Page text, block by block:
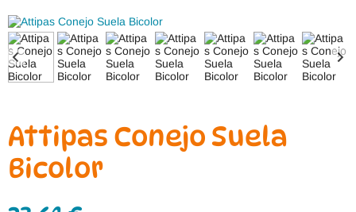
Attipas Conejo Suela
Bicolor